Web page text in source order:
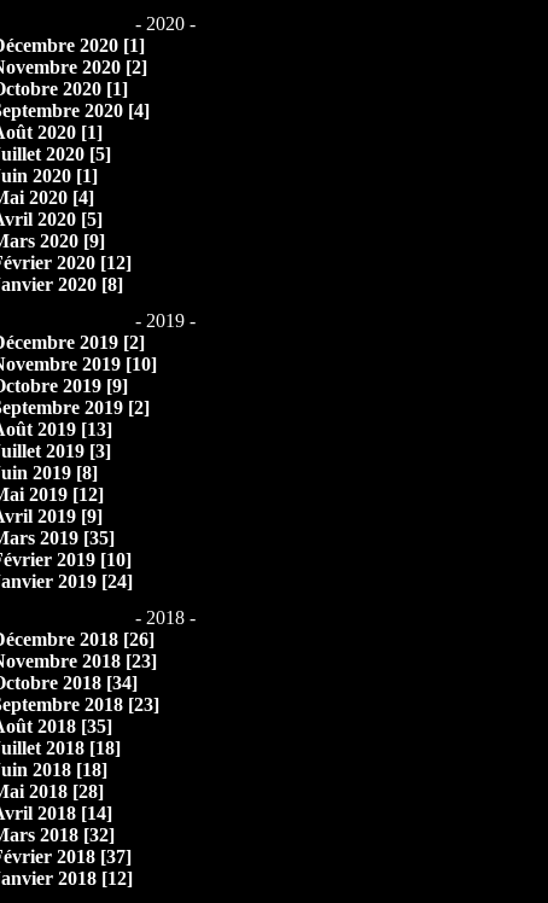
- 2020 -
2020 [1]
2020 [2]
2020 [1]
2020 [4]
2020 [1]
2020 [5]
2020 [1]
2020 [4]
2020 [5]
2020 [9]
2020 [12]
2020 [8]
- 2019 -
2019 [2]
2019 [10]
2019 [9]
2019 [2]
2019 [13]
2019 [3]
2019 [8]
2019 [12]
2019 [9]
2019 [35]
2019 [10]
2019 [24]
- 2018 -
2018 [26]
2018 [23]
2018 [34]
2018 [23]
2018 [35]
2018 [18]
2018 [18]
2018 [28]
2018 [14]
2018 [32]
2018 [37]
2018 [12]